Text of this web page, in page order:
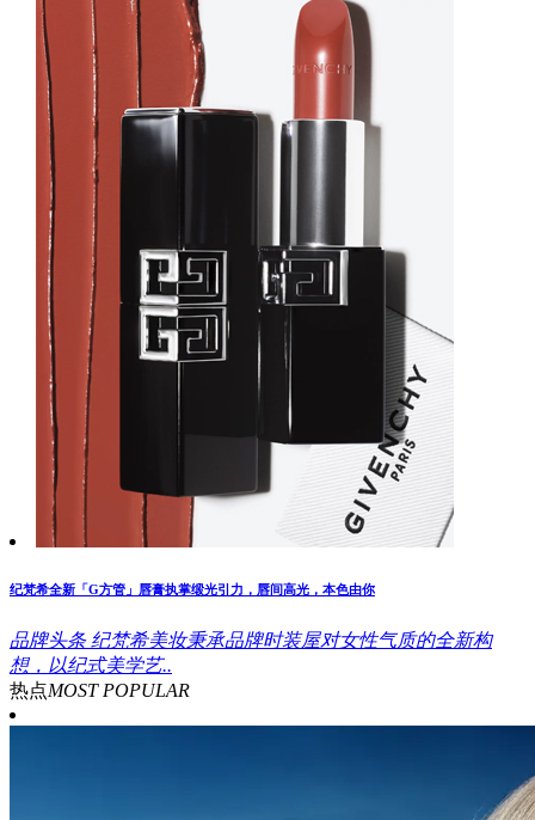
纪梵希全新「G方管」唇膏执掌缎光引力，唇间高光，本色由你
品牌头条 纪梵希美妆秉承品牌时装屋对女性气质的全新构
想，以纪式美学艺..
热点MOST POPULAR